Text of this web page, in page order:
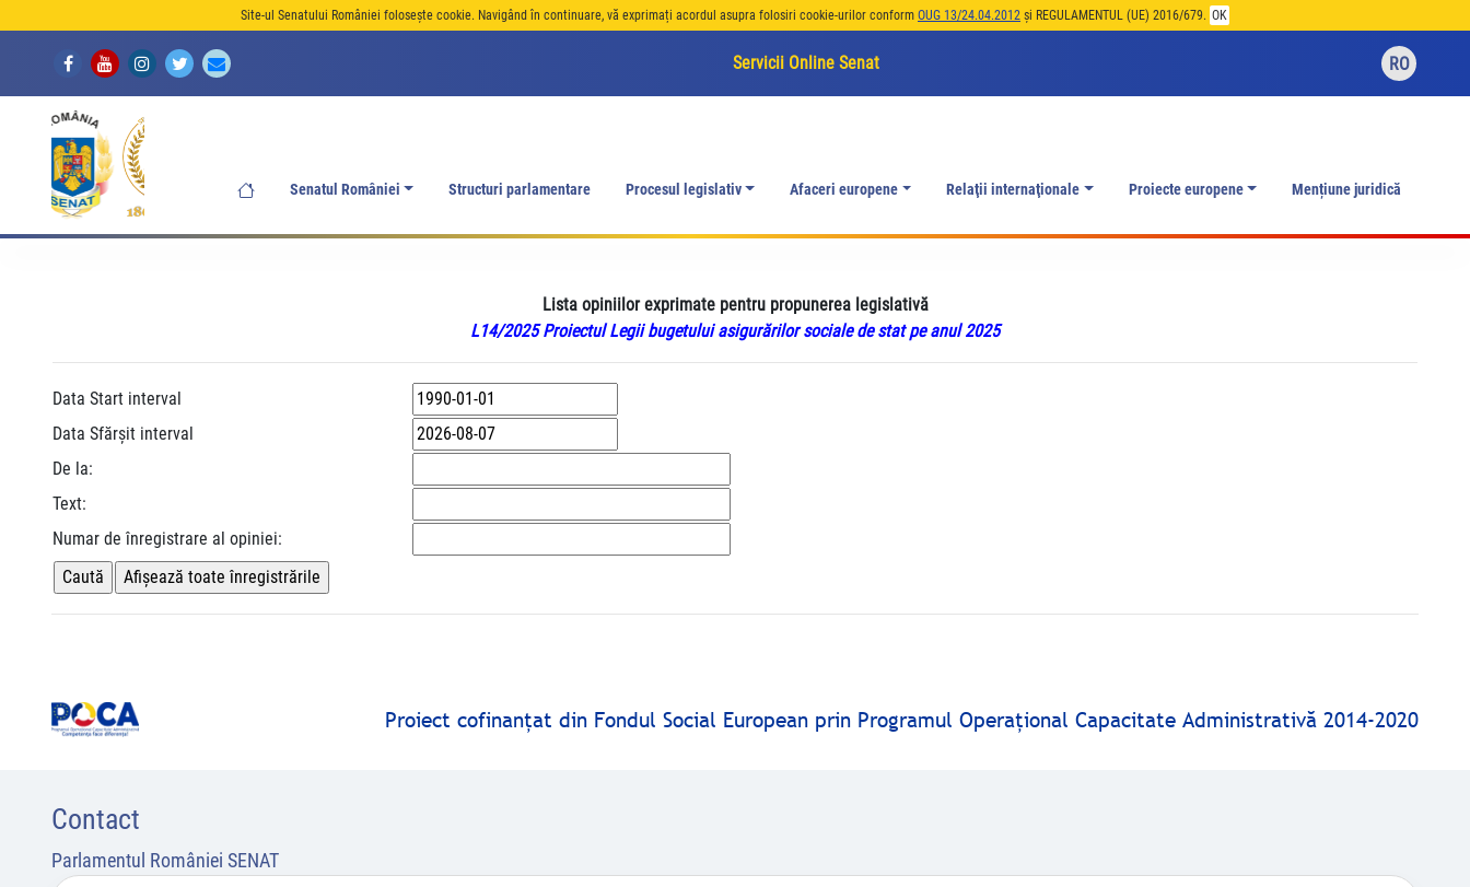
Site-ul Senatului României folosește cookie. Navigând în continuare, vă exprimați acordul asupra folosiri cookie-urilor conform OUG 13/24.04.2012 și REGULAMENTUL (UE) 2016/679. OK
Servicii Online Senat RO
Senatul României Structuri parlamentare Procesul legislativ Afaceri europene Relaţii internaţionale Proiecte europene Mențiune juridică
Lista opiniilor exprimate pentru propunerea legislativă
L14/2025 Proiectul Legii bugetului asigurărilor sociale de stat pe anul 2025
Data Start interval
Data Sfărșit interval
De la:
Text:
Numar de înregistrare al opiniei:
Proiect cofinanţat din Fondul Social European prin Programul Operaţional Capacitate Administrativă 2014-2020
Contact
Parlamentul României SENAT